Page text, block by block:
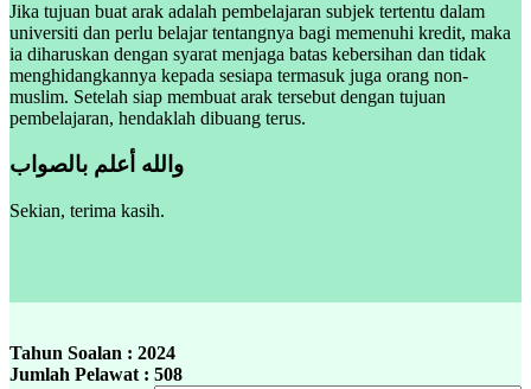
Jika tujuan buat arak adalah pembelajaran subjek tertentu dalam
universiti dan perlu belajar tentangnya bagi memenuhi kredit, maka
ia diharuskan dengan syarat menjaga batas kebersihan dan tidak
menghidangkannya kepada sesiapa termasuk juga orang non-
muslim. Setelah siap membuat arak tersebut dengan tujuan
pembelajaran, hendaklah dibuang terus.
والله أعلم بالصواب
Sekian, terima kasih.
Tahun Soalan : 2024
Jumlah Pelawat : 508